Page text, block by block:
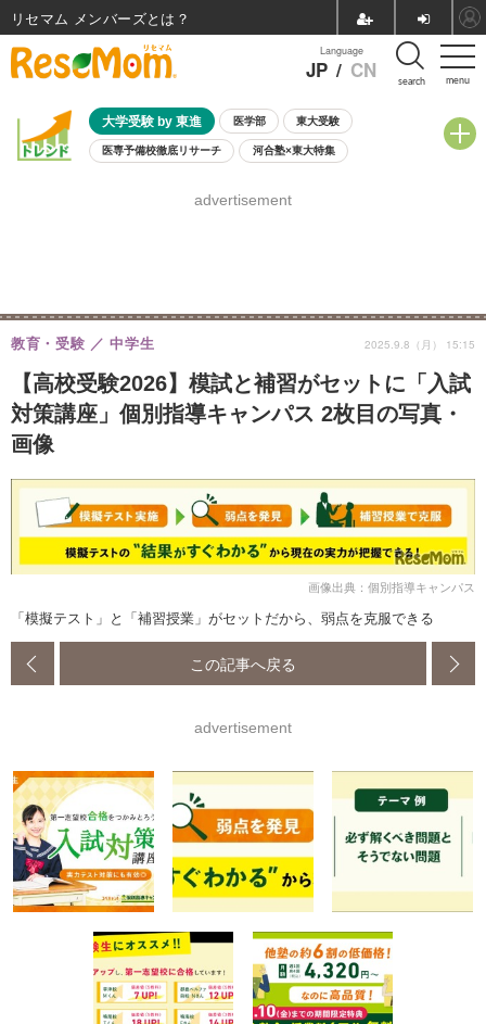
menu
Language
JP / CN search
大学受験 by 東進 医学部 東大受験
医専予備校徹底リサーチ 河合塾×東大特集
8月開催学校説明会・相談会
advertisement
【高校受験2026】模試と補習がセットに「入試
対策講座」個別指導キャンパス 2枚目の写真・
画像
教育・受験 中学生 2025.9.8（月） 15:15
画像出典：個別指導キャンパス
「模擬テスト」と「補習授業」がセットだから、弱点を克服できる
この記事へ戻る
advertisement
リセマム メンバーズ